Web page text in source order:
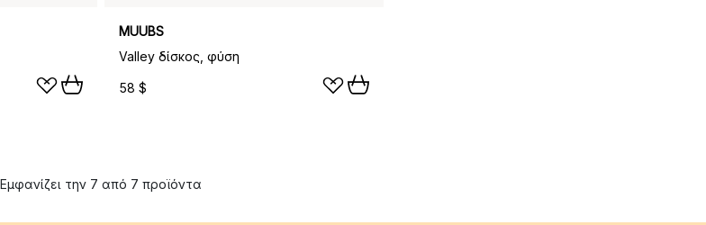
MUUBS
Valley δίσκος, φύση
58 $
Εμφανίζει την 7 από 7 προϊόντα